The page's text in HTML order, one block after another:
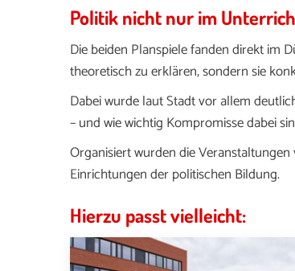
Politik nicht nur im
Die beiden Planspiele fanden direkt im
theoretisch zu erklären, sondern sie
Dabei wurde laut Stadt vor allem
– und wie wichtig Kompromisse dabei
Organisiert wurden die
Einrichtungen der politischen Bildung.
Hierzu passt vielleicht: